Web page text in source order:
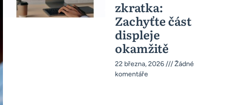
zkratka:
Zachyťte část
displeje
okamžitě
22 března, 2026
Žádné
komentáře